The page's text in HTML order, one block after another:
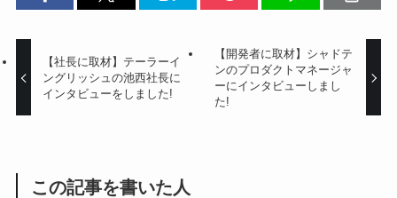
【社長に取材】テーラーイ
ングリッシュの池西社長に
インタビューをしました!
【開発者に取材】シャドテ
ンのプロダクトマネージャ
ーにインタビューしまし
た!
この記事を書いた人